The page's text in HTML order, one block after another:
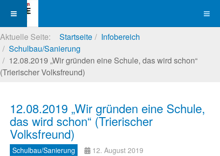
Aktuelle Seite: Startseite
Infobereich
Schulbau/Sanierung
12.08.2019 „Wir gründen eine Schule, das wird schon“
(Trierischer Volksfreund)
12.08.2019 „Wir gründen eine Schule,
das wird schon“ (Trierischer
Volksfreund)
Schulbau/Sanierung
12. August 2019